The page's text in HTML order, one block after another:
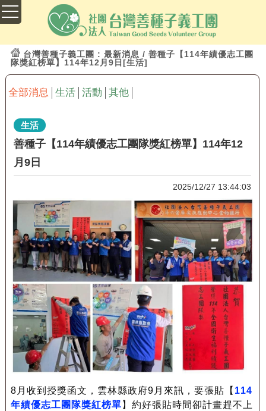
台灣善種子義工團 : 最新消息 / 善種子【114年績優志工團
隊獎紅榜單】114年12月9日[生活]
全部消息 生活 活動 其他
生活
善種子【114年績優志工團隊獎紅榜單】114年12
月9日
2025/12/27 13:44:03
8月收到授獎函文，雲林縣政府9月來訊，要張貼【 114
年績優志工團隊獎紅榜單 】約好張貼時間卻計畫趕不上